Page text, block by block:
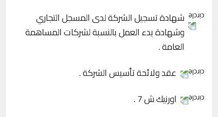
شهادة تسجيل الشركة لدى المسجل التجاري
وشهادة بدء العمل بالنسبة لشركات المساهمة
العامة .
عقد ولائحة تأسيس الشركة .
اورنيك ش 7 .